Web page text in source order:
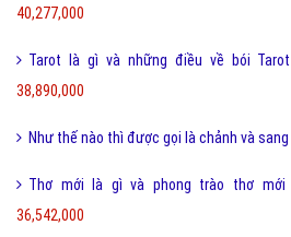
40,277,000
Tarot là gì và những điều về bói
38,890,000
Như thế nào thì được gọi là chảnh và
Thơ mới là gì và phong trào thơ mới
36,542,000